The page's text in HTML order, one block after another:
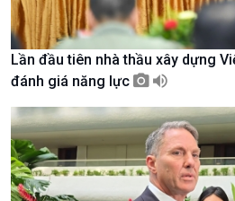
Lần đầu tiên nhà thầu xây dựng
đánh giá năng lực